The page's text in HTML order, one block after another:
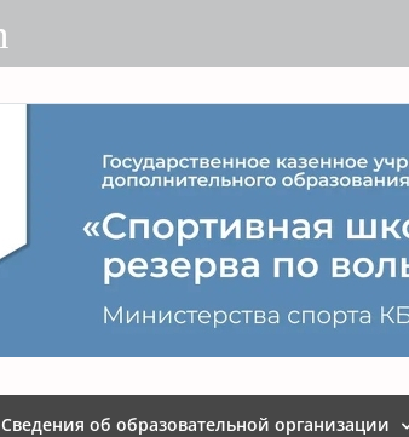
Сведения об образовательной организации